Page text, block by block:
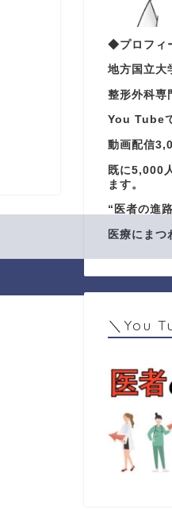
◆プロフィ
地方国立大
整形外科専
You Tube
動画配信
既に5,000
ます。
“医者の進
医療にまつ
＼You